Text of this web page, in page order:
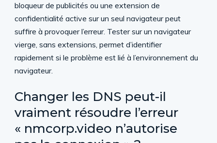
bloqueur de publicités ou une extension de
confidentialité active sur un seul navigateur peut
suffire à provoquer l’erreur. Tester sur un navigateur
vierge, sans extensions, permet d’identifier
rapidement si le problème est lié à l’environnement du
navigateur.
Changer les DNS peut-il
vraiment résoudre l’erreur
« nmcorp.video n’autorise